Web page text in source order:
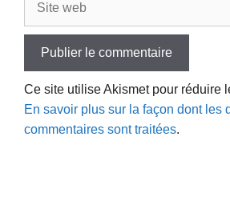
Ce site utilise Akismet pour réduire
En savoir plus sur la façon dont les
commentaires sont traitées.